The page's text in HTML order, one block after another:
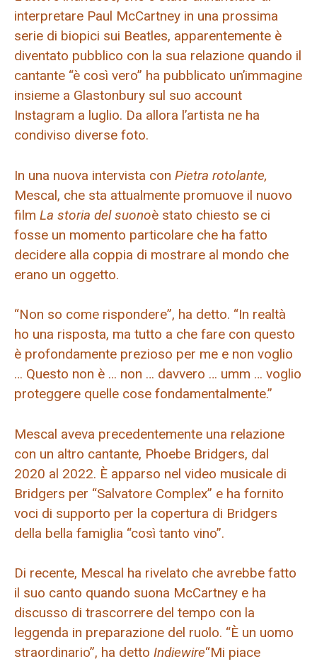
interpretare Paul McCartney in una prossima
serie di biopici sui Beatles, apparentemente è
diventato pubblico con la sua relazione quando il
cantante “è così vero” ha pubblicato un’immagine
insieme a Glastonbury sul suo account
Instagram a luglio. Da allora l’artista ne ha
condiviso diverse foto.
In una nuova intervista con Pietra rotolante,
Mescal, che sta attualmente promuove il nuovo
film La storia del suonoè stato chiesto se ci
fosse un momento particolare che ha fatto
decidere alla coppia di mostrare al mondo che
erano un oggetto.
“Non so come rispondere”, ha detto. “In realtà
ho una risposta, ma tutto a che fare con questo
è profondamente prezioso per me e non voglio
… Questo non è … non … davvero … umm … voglio
proteggere quelle cose fondamentalmente.”
Mescal aveva precedentemente una relazione
con un altro cantante, Phoebe Bridgers, dal
2020 al 2022. È apparso nel video musicale di
Bridgers per “Salvatore Complex” e ha fornito
voci di supporto per la copertura di Bridgers
della bella famiglia “così tanto vino”.
Di recente, Mescal ha rivelato che avrebbe fatto
il suo canto quando suona McCartney e ha
discusso di trascorrere del tempo con la
leggenda in preparazione del ruolo. “È un uomo
straordinario”, ha detto Indiewire“Mi piace